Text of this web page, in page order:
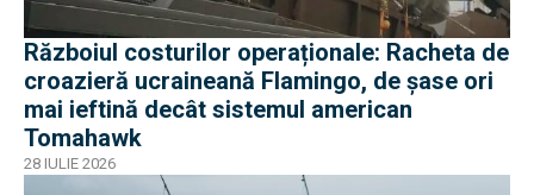
Războiul costurilor operaționale: Racheta de
croazieră ucraineană Flamingo, de șase ori
mai ieftină decât sistemul american
Tomahawk
28 IULIE 2026